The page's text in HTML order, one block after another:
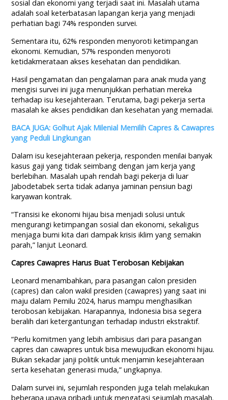
sosial dan ekonomi yang terjadi saat ini. Masalah utama
adalah soal keterbatasan lapangan kerja yang menjadi
perhatian bagi 74% responden survei.
Sementara itu, 62% responden menyoroti ketimpangan
ekonomi. Kemudian, 57% responden menyoroti
ketidakmerataan akses kesehatan dan pendidikan.
Hasil pengamatan dan pengalaman para anak muda yang
mengisi survei ini juga menunjukkan perhatian mereka
terhadap isu kesejahteraan. Terutama, bagi pekerja serta
masalah ke akses pendidikan dan kesehatan yang memadai.
BACA JUGA: Golhut Ajak Milenial Memilih Capres & Cawapres
yang Peduli Lingkungan
Dalam isu kesejahteraan pekerja, responden menilai banyak
kasus gaji yang tidak seimbang dengan jam kerja yang
berlebihan. Masalah upah rendah bagi pekerja di luar
Jabodetabek serta tidak adanya jaminan pensiun bagi
karyawan kontrak.
“Transisi ke ekonomi hijau bisa menjadi solusi untuk
mengurangi ketimpangan sosial dan ekonomi, sekaligus
menjaga bumi kita dari dampak krisis iklim yang semakin
parah,” lanjut Leonard.
Capres Cawapres Harus Buat Terobosan Kebijakan
Leonard menambahkan, para pasangan calon presiden
(capres) dan calon wakil presiden (cawapres) yang saat ini
maju dalam Pemilu 2024, harus mampu menghasilkan
terobosan kebijakan. Harapannya, Indonesia bisa segera
beralih dari ketergantungan terhadap industri ekstraktif.
“Perlu komitmen yang lebih ambisius dari para pasangan
capres dan cawapres untuk bisa mewujudkan ekonomi hijau.
Bukan sekadar janji politik untuk menjamin kesejahteraan
serta kesehatan generasi muda,” ungkapnya.
Dalam survei ini, sejumlah responden juga telah melakukan
beberapa upaya pribadi untuk mengatasi sejumlah masalah.